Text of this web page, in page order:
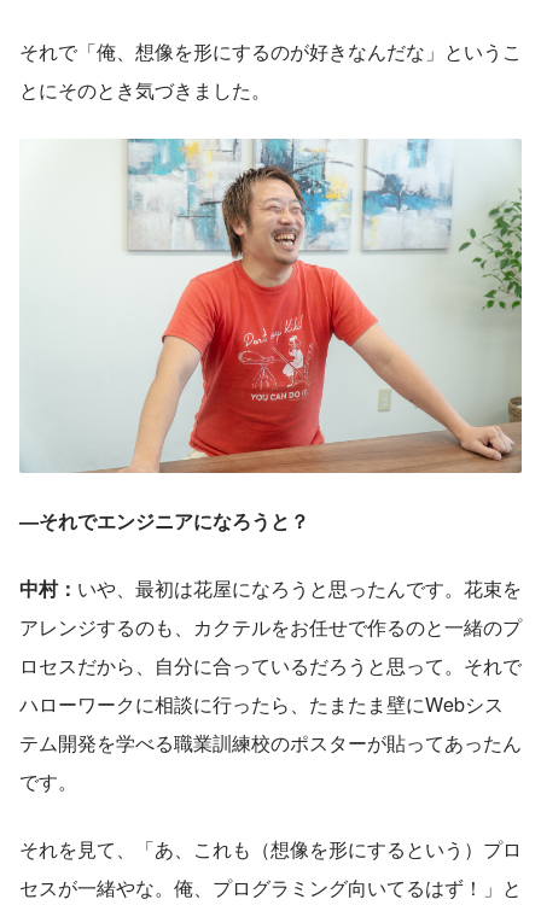
それで「俺、想像を形にするのが好きなんだな」というこ
とにそのとき気づきました。
—それでエンジニアになろうと？
中村： いや、最初は花屋になろうと思ったんです。花束を
アレンジするのも、カクテルをお任せで作るのと一緒のプ
ロセスだから、自分に合っているだろうと思って。それで
ハローワークに相談に行ったら、たまたま壁にWebシス
テム開発を学べる職業訓練校のポスターが貼ってあったん
です。
それを見て、「あ、これも（想像を形にするという）プロ
セスが一緒やな。俺、プログラミング向いてるはず！」と